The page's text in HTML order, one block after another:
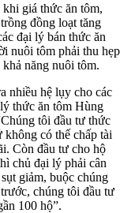
giá thức ăn tôm,
đồng loạt tăng
đại lý bán thức ăn
nuôi tôm phải thu hẹp
năng nuôi tôm.
nhiều hệ lụy cho các
thức ăn tôm Hùng
tôi đầu tư thức
không có thế chấp tài
Còn đầu tư cho hộ
chủ đại lý phải cân
giảm, buộc chúng
chúng tôi đầu tư
100 hộ”.